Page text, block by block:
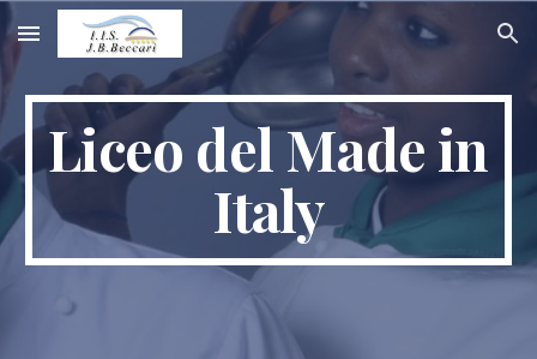
Skip to main content Skip to navigation
Liceo del Made in
Italy